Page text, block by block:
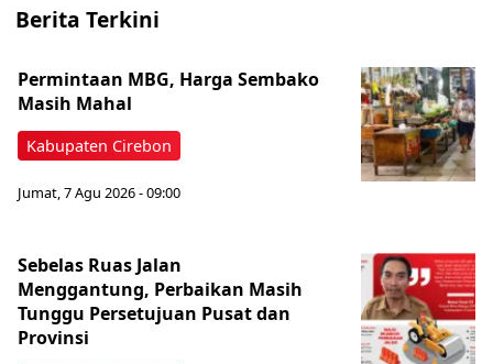
Berita Terkini
Kabupaten Cirebon
Permintaan MBG, Harga Sembako
Masih Mahal
Jumat, 7 Agu 2026 - 09:00
Sebelas Ruas Jalan
Menggantung, Perbaikan Masih
Tunggu Persetujuan Pusat dan
Provinsi